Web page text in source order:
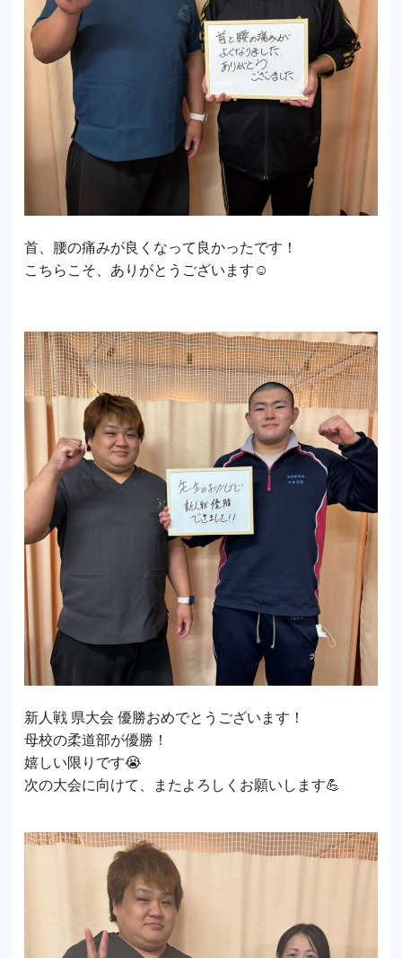
首、腰の痛みが良くなって良かったです！
こちらこそ、ありがとうございます☺️
新人戦 県大会 優勝おめでとうございます！
母校の柔道部が優勝！
嬉しい限りです😭
次の大会に向けて、またよろしくお願いします💪